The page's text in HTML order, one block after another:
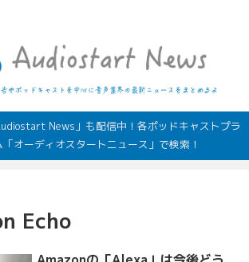
News」も配信中！各ポッドキャストプラ
オーディオスタートニュース」で検索！
Echo